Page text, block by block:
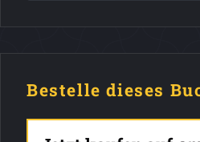
Bestelle dieses